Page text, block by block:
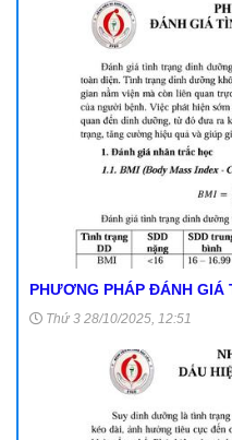
PHƯƠNG
Thứ 3 28/10/2025, 12:51